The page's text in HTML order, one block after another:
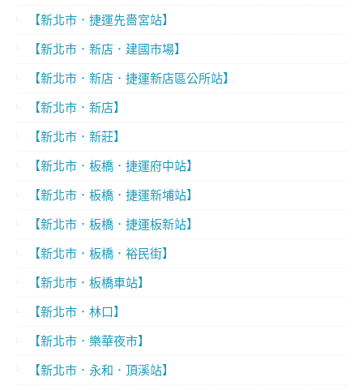
【新北市．捷運先嗇宮站】
【新北市．新店．建國市場】
【新北市．新店．捷運新店區公所站】
【新北市．新店】
【新北市．新莊】
【新北市．板橋．捷運府中站】
【新北市．板橋．捷運新埔站】
【新北市．板橋．捷運板新站】
【新北市．板橋．裕民街】
【新北市．板橋車站】
【新北市．林口】
【新北市．樂華夜市】
【新北市．永和．頂溪站】